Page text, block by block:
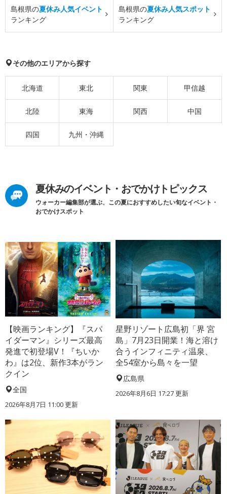
島根県の夏休み人気イベント
ランキング
島根県の夏休み人気スポット
ランキング
その他のエリアから探す
北海道 東北 関東 甲信越
北陸 東海 関西 中国
四国 九州・沖縄
夏休みのイベント・おでかけトピックス
ウォーカー編集部が選ぶ、この夏におすすめしたい旬なイベント・
おでかけスポット
【映画ランキング】『スパ
イダーマン』シリーズ最高
発進で初登場V！『ちいか
わ』は2位、新作3本がラン
クイン
全国
2026年8月7日 11:00更新
星野リゾート広島初「界 宮
島」7月23日開業！海と溶け
合うインフィニティ温泉、
全54室から島々を一望
広島県
2026年8月6日 17:27更新